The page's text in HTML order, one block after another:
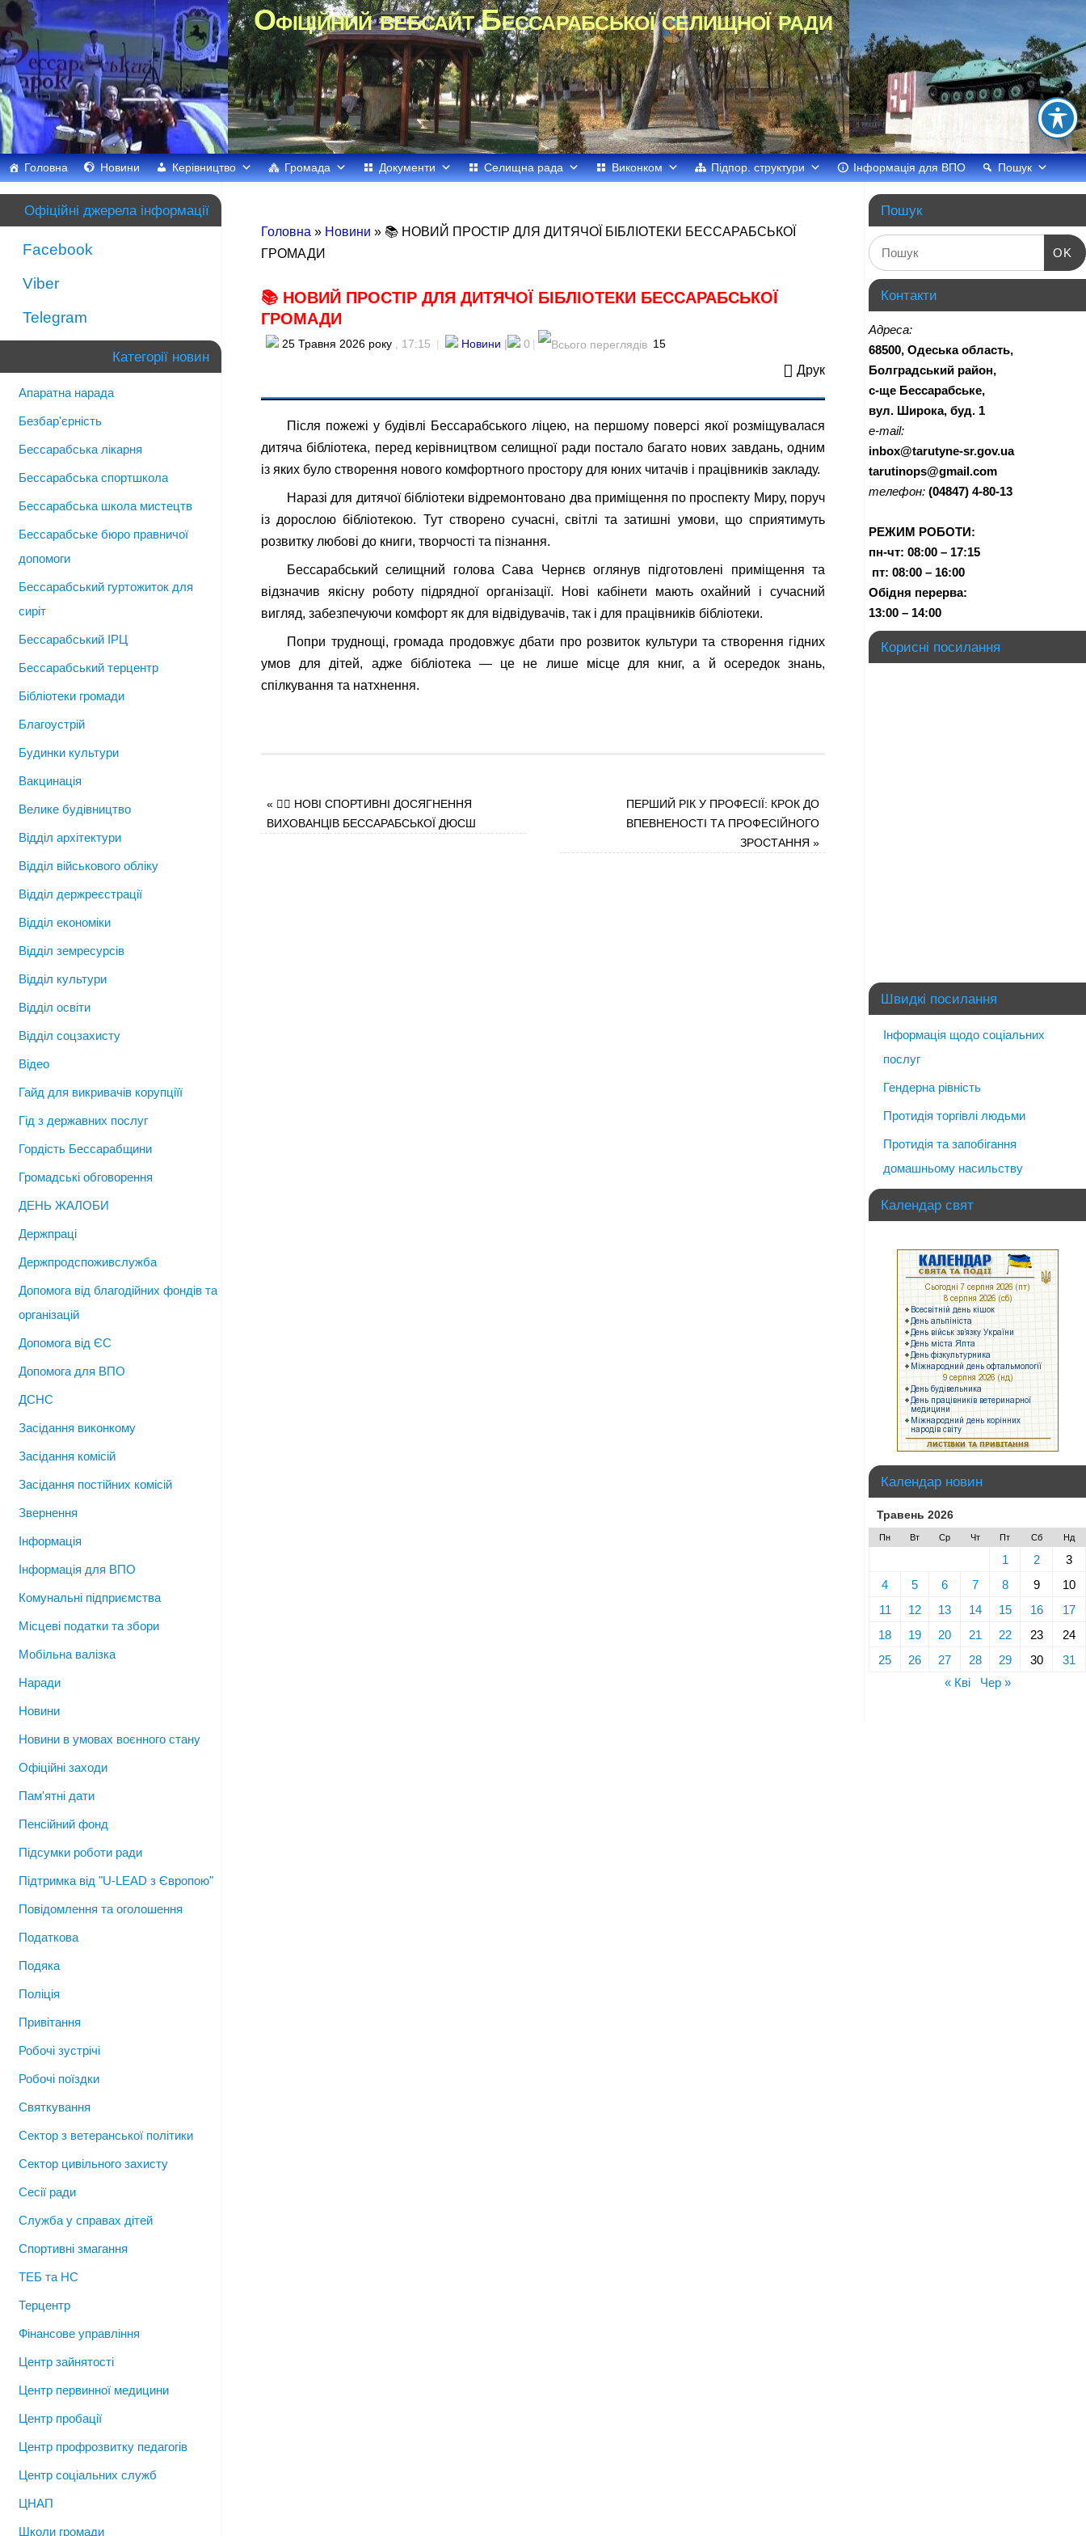
Офіційний вебсайт Бессарабської селищної ради
Головна Новини Керівництво Громада Документи Селищна рада Виконком Підпор. структури Інформація для ВПО Пошук
Головна » Новини » 📚 НОВИЙ ПРОСТІР ДЛЯ ДИТЯЧОЇ БІБЛІОТЕКИ БЕССАРАБСЬКОЇ
ГРОМАДИ
📚 НОВИЙ ПРОСТІР ДЛЯ ДИТЯЧОЇ БІБЛІОТЕКИ БЕССАРАБСЬКОЇ
ГРОМАДИ
25 Травня 2026 року , 17:15 | Новини | 0 | 15
Друк
Після пожежі у будівлі Бессарабського ліцею, на першому поверсі якої розміщувалася
дитяча бібліотека, перед керівництвом селищної ради постало багато нових завдань, одним
із яких було створення нового комфортного простору для юних читачів і працівників закладу.
Наразі для дитячої бібліотеки відремонтовано два приміщення по проспекту Миру, поруч
із дорослою бібліотекою. Тут створено сучасні, світлі та затишні умови, що сприятимуть
розвитку любові до книги, творчості та пізнання.
Бессарабський селищний голова Сава Чернєв оглянув підготовлені приміщення та
відзначив якісну роботу підрядної організації. Нові кабінети мають охайний і сучасний
вигляд, забезпечуючи комфорт як для відвідувачів, так і для працівників бібліотеки.
Попри труднощі, громада продовжує дбати про розвиток культури та створення гідних
умов для дітей, адже бібліотека — це не лише місце для книг, а й осередок знань,
спілкування та натхнення.
« 🤼‍♂️ НОВІ СПОРТИВНІ ДОСЯГНЕННЯ
ВИХОВАНЦІВ БЕССАРАБСЬКОЇ ДЮСШ
ПЕРШИЙ РІК У ПРОФЕСІЇ: КРОК ДО
ВПЕВНЕНОСТІ ТА ПРОФЕСІЙНОГО
ЗРОСТАННЯ»
Офіційні джерела інформації
Facebook
Viber
Telegram
Категорії новин
Апаратна нарада
Безбар'єрність
Бессарабська лікарня
Бессарабська спортшкола
Бессарабська школа мистецтв
Бессарабське бюро правничої
допомоги
Бессарабський гуртожиток для
сиріт
Бессарабський ІРЦ
Бессарабський терцентр
Бібліотеки громади
Благоустрій
Будинки культури
Вакцинація
Велике будівництво
Відділ архітектури
Відділ військового обліку
Відділ держреєстрації
Відділ економіки
Відділ земресурсів
Відділ культури
Відділ освіти
Відділ соцзахисту
Відео
Гайд для викривачів корупціїї
Гід з державних послуг
Гордість Бессарабщини
Громадські обговорення
ДЕНЬ ЖАЛОБИ
Держпраці
Держпродспоживслужба
Допомога від благодійних фондів та
організацій
Допомога від ЄС
Допомога для ВПО
ДСНС
Засідання виконкому
Засідання комісій
Засідання постійних комісій
Звернення
Інформація
Інформація для ВПО
Комунальні підприємства
Місцеві податки та збори
Мобільна валізка
Наради
Новини
Новини в умовах воєнного стану
Офіційні заходи
Пам'ятні дати
Пенсійний фонд
Підсумки роботи ради
Підтримка від "U-LEAD з Європою"
Повідомлення та оголошення
Податкова
Подяка
Поліція
Привітання
Робочі зустрічі
Робочі поїздки
Святкування
Сектор з ветеранської політики
Сектор цивільного захисту
Сесії ради
Служба у справах дітей
Спортивні змагання
ТЕБ та НС
Терцентр
Фінансове управління
Центр зайнятості
Центр первинної медицини
Центр пробації
Центр профрозвитку педагогів
Центр соціальних служб
ЦНАП
Школи громади
Пошук
OK
Контакти
Адреса:
68500, Одеська область,
Болградський район,
с-ще Бессарабське,
вул. Широка, буд. 1
e-mail:
inbox@tarutyne-sr.gov.ua
tarutinops@gmail.com
телефон: (04847) 4-80-13
РЕЖИМ РОБОТИ:
пн-чт: 08:00 – 17:15
пт: 08:00 – 16:00
Обідня перерва:
13:00 – 14:00
Корисні посилання
Швидкі посилання
Інформація щодо соціальних
послуг
Гендерна рівність
Протидія торгівлі людьми
Протидія та запобігання
домашньому насильству
Календар свят
Календар новин
Травень 2026
Пн Вт Ср Чт Пт Сб Нд
1 2
3
4
5 6 7 8 9
10
11
12 13 14 15 16
17
18
19 20 21 22 23
24
25
26 27 28 29 30
31
« Кві
Чер »